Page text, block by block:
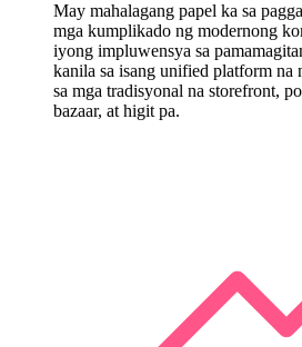
May mahalagang papel ka sa
mga kumplikado ng modernong
iyong impluwensya sa
kanila sa isang unified platform na
sa mga tradisyonal na storefront,
bazaar, at higit pa.